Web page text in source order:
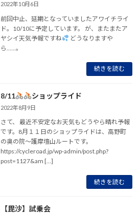
2022年10月6日
前回中止、延期となっていましたアワイチライ
ド。10/10に予定しています。 が、またまたア
ヤシイ天気予報ですね
どうなりますや
ら......。
続きを読む
8/11 ショップライド
2022年8月9日
さて、 最近不安定なお天気もどうやら晴れ予報
です。8月１１日のショップライドは、高野町
の奥の院～護摩壇山ルートです。
https://cycleroad.jp/wp-admin/post.php?
post=1127&am […]
続きを読む
【毘沙】試乗会